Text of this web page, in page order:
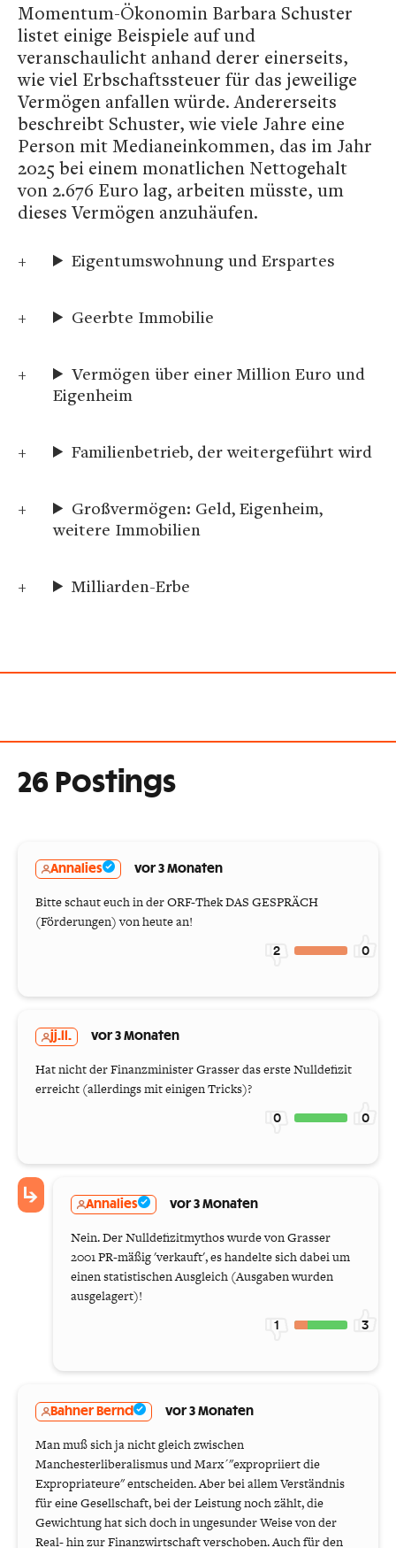
Momentum-Ökonomin Barbara Schuster
listet einige Beispiele auf und
veranschaulicht anhand derer einerseits,
wie viel Erbschaftssteuer für das jeweilige
Vermögen anfallen würde. Andererseits
beschreibt Schuster, wie viele Jahre eine
Person mit Medianeinkommen, das im Jahr
2025 bei einem monatlichen Nettogehalt
von 2.676 Euro lag, arbeiten müsste, um
dieses Vermögen anzuhäufen.
Eigentumswohnung und Erspartes
Geerbte Immobilie
Vermögen über einer Million Euro und
Eigenheim
Familienbetrieb, der weitergeführt wird
Großvermögen: Geld, Eigenheim,
weitere Immobilien
Milliarden-Erbe
26 Postings
Annalies vor 3 Monaten
Bitte schaut euch in der ORF-Thek DAS GESPRÄCH
(Förderungen) von heute an!
2 0
jj.ll. vor 3 Monaten
Hat nicht der Finanzminister Grasser das erste Nulldefizit
erreicht (allerdings mit einigen Tricks)?
0 0
Annalies vor 3 Monaten
Nein. Der Nulldefizitmythos wurde von Grasser
2001 PR-mäßig 'verkauft', es handelte sich dabei um
einen statistischen Ausgleich (Ausgaben wurden
ausgelagert)!
1 3
Bahner Bernd vor 3 Monaten
Man muß sich ja nicht gleich zwischen
Manchesterliberalismus und Marx´"expropriiert die
Expropriateure" entscheiden. Aber bei allem Verständnis
für eine Gesellschaft, bei der Leistung noch zählt, die
Gewichtung hat sich doch in ungesunder Weise von der
Real- hin zur Finanzwirtschaft verschoben. Auch für den